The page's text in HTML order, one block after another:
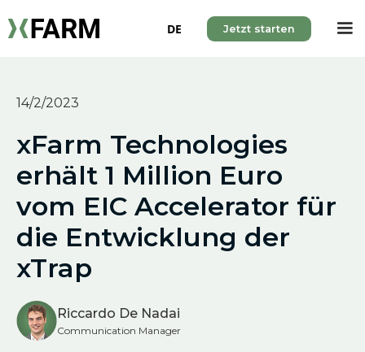
DE Jetzt starten
14/2/2023
xFarm Technologies
erhält 1 Million Euro
vom EIC Accelerator für
die Entwicklung der
xTrap
Riccardo De Nadai
Communication Manager